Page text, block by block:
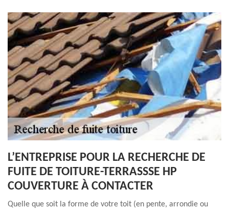
L’ENTREPRISE POUR LA RECHERCHE DE
FUITE DE TOITURE-TERRASSSE HP
COUVERTURE À CONTACTER
Quelle que soit la forme de votre toit (en pente, arrondie ou